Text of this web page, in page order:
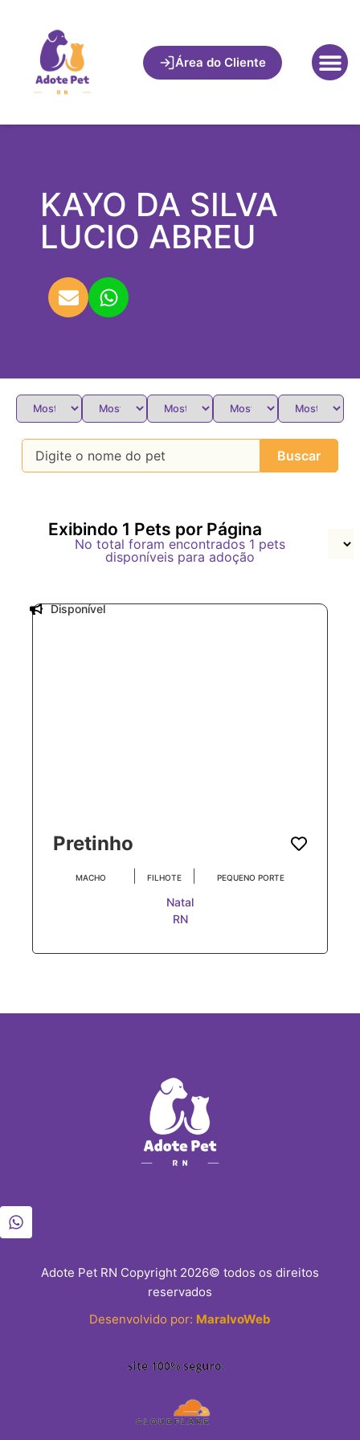
Área do Cliente
KAYO DA SILVA
LUCIO ABREU
Buscar
Exibindo 1 Pets por Página
No total foram encontrados 1 pets
disponíveis para adoção
Pretinho
MACHO FILHOTE PEQUENO PORTE
Natal
RN
Disponível
Adote Pet RN Copyright 2026© todos os direitos
reservados
Desenvolvido por: MaralvoWeb